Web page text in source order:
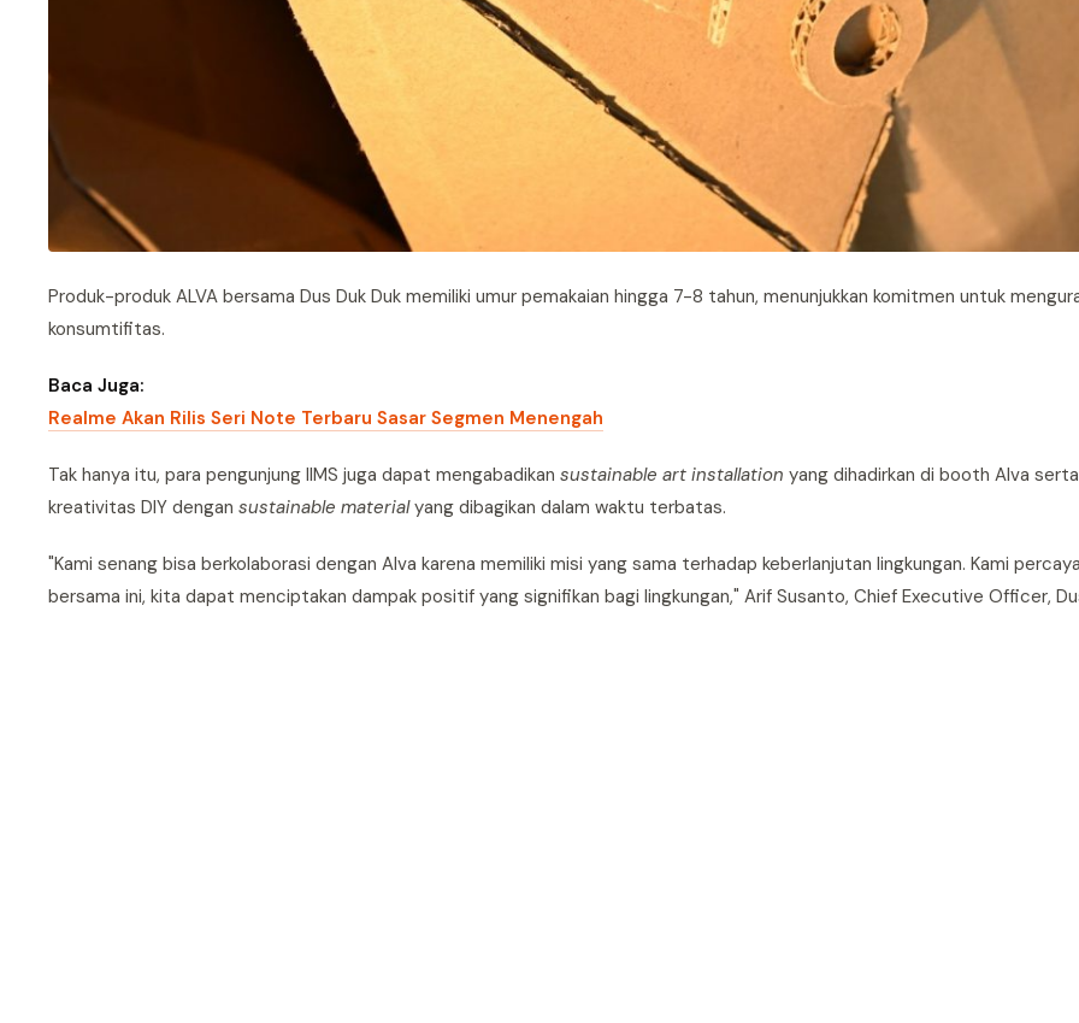
Produk-produk ALVA bersama Dus Duk Duk memiliki umur pemakaian hingga 7-8 tahun, menunjukkan komitmen untuk
konsumtifitas.
Baca Juga:
Realme Akan Rilis Seri Note Terbaru Sasar Segmen Menengah
Tak hanya itu, para pengunjung IIMS juga dapat mengabadikan sustainable art installation yang dihadirkan di booth Alva
kreativitas DIY dengan sustainable materialyang dibagikan dalam waktu terbatas.
"Kami senang bisa berkolaborasi dengan Alva karena memiliki misi yang sama terhadap keberlanjutan lingkungan. Kami
bersama ini, kita dapat menciptakan dampak positif yang signifikan bagi lingkungan," Arif Susanto, Chief Executive Officer,